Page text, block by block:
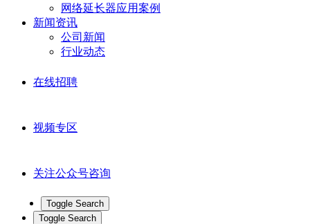
网络延长器应用案例
新闻资讯
公司新闻
行业动态
在线招聘
视频专区
关注公众号咨询
Toggle Search
Toggle Search